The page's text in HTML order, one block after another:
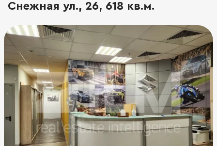
Снежная ул., 26, 618 кв.м.